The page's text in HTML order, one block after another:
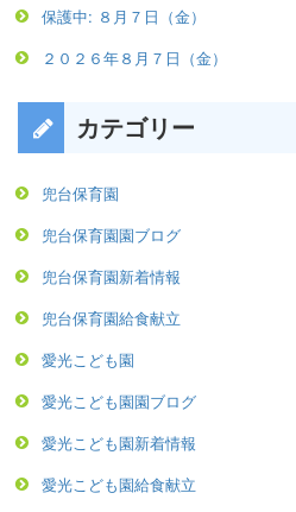
保護中: ８月７日（金）
２０２６年８月７日（金）
カテゴリー
兜台保育園
兜台保育園園ブログ
兜台保育園新着情報
兜台保育園給食献立
愛光こども園
愛光こども園園ブログ
愛光こども園新着情報
愛光こども園給食献立